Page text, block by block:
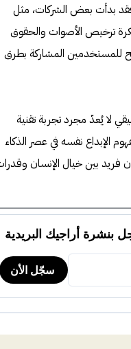
بدأت بعض الشركات، مثل
ترخيص الأصوات والحقوق
للمستخدمين المشاركة بطرق
لا يُعدّ مجرد تجربة تقنية
الإبداع نفسه في عصر الذكاء
فريد بين خيال الإنسان